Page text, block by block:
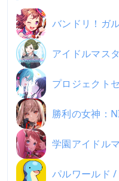
バンドリ！ガ
アイドルマス
プロジェクト
勝利の女神：
学園アイドル
パルワールド